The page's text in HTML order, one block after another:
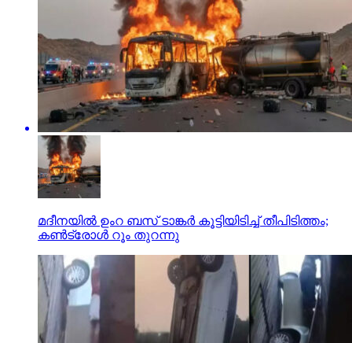
മദീനയില്‍ ഉംറ ബസ് ടാങ്കര്‍ കൂട്ടിയിടിച്ച് തീപിടിത്തം;
കണ്‍ട്രോള്‍ റൂം തുറന്നു